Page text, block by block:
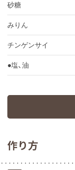
砂糖
みりん
チンゲンサイ
●塩、油
作り方